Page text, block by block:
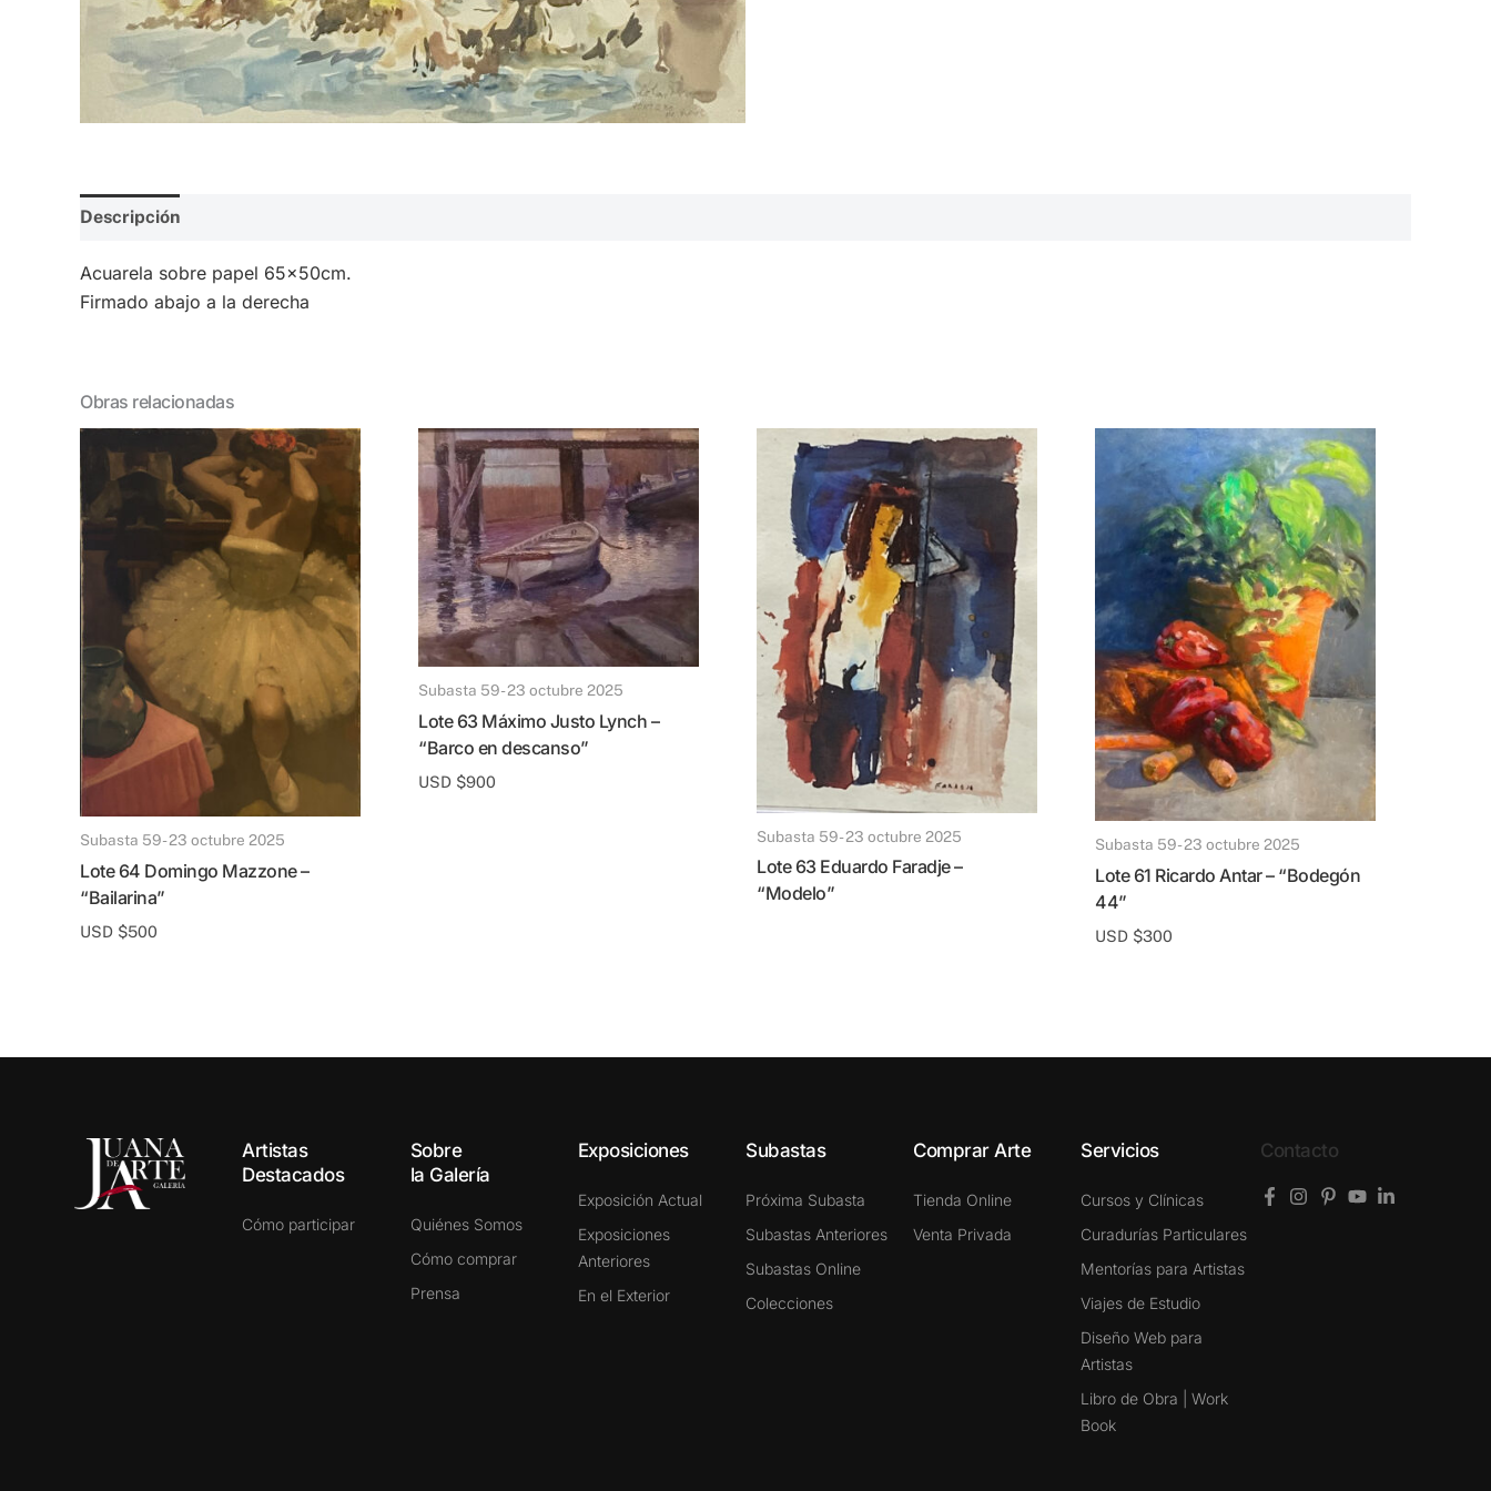
Descripción
Acuarela sobre papel 65x50cm.
Firmado abajo a la derecha
Obras relacionadas
Subasta 59 - 23 octubre 2025
Lote 64 Domingo Mazzone –
“Bailarina”
USD $500
Subasta 59 - 23 octubre 2025
Lote 63 Máximo Justo Lynch –
“Barco en descanso”
USD $900
Subasta 59 - 23 octubre 2025
Lote 63 Eduardo Faradje –
“Modelo”
Subasta 59 - 23 octubre 2025
Lote 61 Ricardo Antar – “Bodegón
44”
USD $300
Artistas
Destacados
Cómo participar
Sobre
la Galería
Quiénes Somos
Cómo comprar
Prensa
Exposiciones
Exposición Actual
Exposiciones
Anteriores
En el Exterior
Subastas
Próxima Subasta
Subastas Anteriores
Subastas Online
Colecciones
Comprar Arte
Tienda Online
Venta Privada
Servicios
Cursos y Clínicas
Curadurías Particulares
Mentorías para Artistas
Viajes de Estudio
Diseño Web para
Artistas
Libro de Obra | Work
Book
Contacto